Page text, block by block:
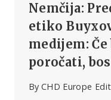
Nemčija:
etiko
medijem:
poročati,
By CHD Europe